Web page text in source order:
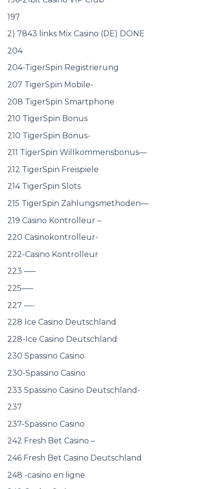
197
2) 7843 links Mix Casino (DE) DONE
204
204-TigerSpin Registrierung
207 TigerSpin Mobile-
208 TigerSpin Smartphone
210 TigerSpin Bonus
210 TigerSpin Bonus-
211 TigerSpin Willkommensbonus—
212 TigerSpin Freispiele
214 TigerSpin Slots
215 TigerSpin Zahlungsmethoden—
219 Casino Kontrolleur –
220 Casinokontrolleur-
222-Casino Kontrolleur
223 —–
225—–
227 —-
228 Ice Casino Deutschland
228-Ice Casino Deutschland
230 Spassino Casino
230-Spassino Casino
233 Spassino Casino Deutschland-
237
237-Spassino Casino
242 Fresh Bet Casino –
246 Fresh Bet Casino Deutschland
248 -casino en ligne